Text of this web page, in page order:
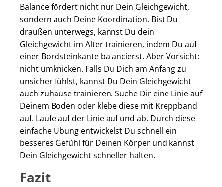
Balance fördert nicht nur Dein Gleichgewicht,
sondern auch Deine Koordination. Bist Du
draußen unterwegs, kannst Du dein
Gleichgewicht im Alter trainieren, indem Du auf
einer Bordsteinkante balancierst. Aber Vorsicht:
nicht umknicken. Falls Du Dich am Anfang zu
unsicher fühlst, kannst Du Dein Gleichgewicht
auch zuhause trainieren. Suche Dir eine Linie auf
Deinem Boden oder klebe diese mit Kreppband
auf. Laufe auf der Linie auf und ab. Durch diese
einfache Übung entwickelst Du schnell ein
besseres Gefühl für Deinen Körper und kannst
Dein Gleichgewicht schneller halten.
Fazit